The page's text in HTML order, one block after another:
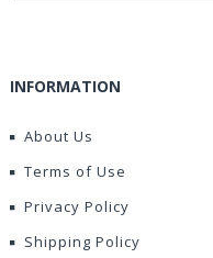
INFORMATION
About Us
Terms of Use
Privacy Policy
Shipping Policy